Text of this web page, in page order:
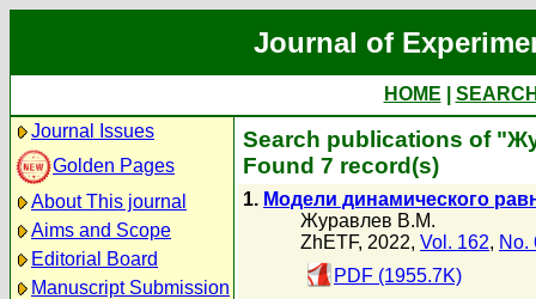
Journal of
HOME
Journal Issues
Golden Pages
About This journal
Aims and Scope
Editorial Board
Manuscript Submission
Search publications of
Found 7 record(s)
1. Модели динамического
Журавлев В.М.
ZhETF, 2022, Vol. 162, No.
PDF (1955.7K)